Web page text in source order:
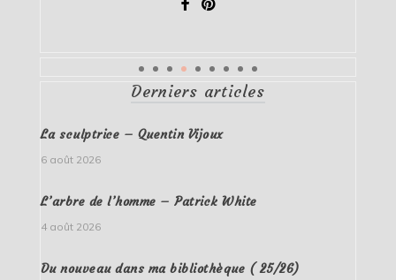
Derniers articles
La sculptrice – Quentin Vijoux
6 août 2026
L’arbre de l’homme – Patrick White
4 août 2026
Du nouveau dans ma bibliothèque ( 25/26)